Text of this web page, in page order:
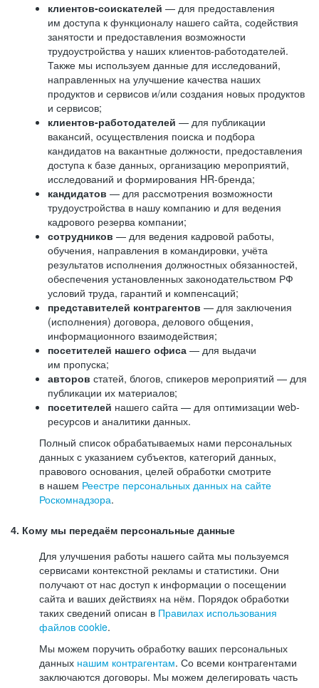
клиентов-соискателей — для предоставления
им доступа к функционалу нашего сайта, содействия
занятости и предоставления возможности
трудоустройства у наших клиентов-работодателей.
Также мы используем данные для исследований,
направленных на улучшение качества наших
продуктов и сервисов и/или создания новых продуктов
и сервисов;
клиентов-работодателей — для публикации
вакансий, осуществления поиска и подбора
кандидатов на вакантные должности, предоставления
доступа к базе данных, организацию мероприятий,
исследований и формирования HR-бренда;
кандидатов — для рассмотрения возможности
трудоустройства в нашу компанию и для ведения
кадрового резерва компании;
сотрудников — для ведения кадровой работы,
обучения, направления в командировки, учёта
результатов исполнения должностных обязанностей,
обеспечения установленных законодательством РФ
условий труда, гарантий и компенсаций;
представителей контрагентов — для заключения
(исполнения) договора, делового общения,
информационного взаимодействия;
посетителей нашего офиса — для выдачи
им пропуска;
авторов статей, блогов, спикеров мероприятий — для
публикации их материалов;
посетителей нашего сайта — для оптимизации web-
ресурсов и аналитики данных.
Полный список обрабатываемых нами персональных
данных с указанием субъектов, категорий данных,
правового основания, целей обработки смотрите
в нашем Реестре персональных данных на сайте
Роскомнадзора.
4. Кому мы передаём персональные данные
Для улучшения работы нашего сайта мы пользуемся
сервисами контекстной рекламы и статистики. Они
получают от нас доступ к информации о посещении
сайта и ваших действиях на нём. Порядок обработки
таких сведений описан в Правилах использования
файлов cookie.
Мы можем поручить обработку ваших персональных
данных нашим контрагентам. Со всеми контрагентами
заключаются договоры. Мы можем делегировать часть